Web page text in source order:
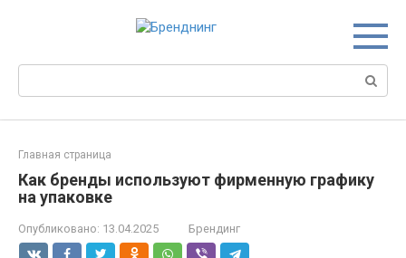
Поиск:
Главная страница
Как бренды используют фирменную графику
на упаковке
Опубликовано: 13.04.2025 Брендинг